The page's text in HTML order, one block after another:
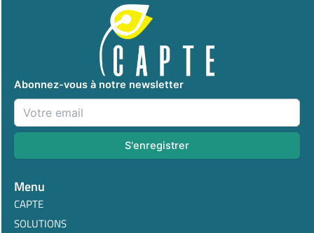
Abonnez-vous à notre newsletter
Menu
CAPTE
SOLUTIONS